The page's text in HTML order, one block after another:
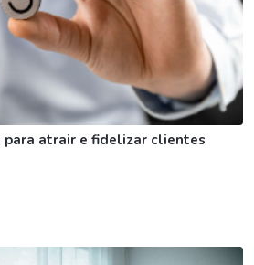
para atrair e fidelizar clientes